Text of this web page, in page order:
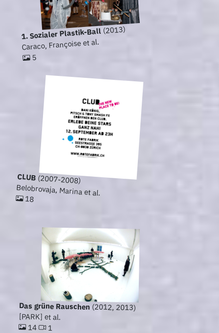
1. Sozialer Plastik-Ball(2013)
Caraco, Françoise et al.
5
CLUB(2007-2008)
Belobrovaja, Marina et al.
18
Das grüne Rauschen (2012, 2013)
[PARK] et al.
14 1